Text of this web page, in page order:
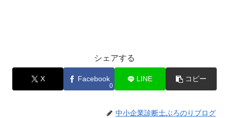
シェアする
X Facebook
0
LINE コピー
中小企業診断士ぶろのりブログ